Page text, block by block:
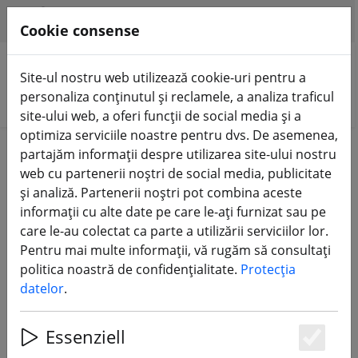
Căutare produse
Home Accesorii
Cabluri - prize - unelte și articole
utile
92 Products
Unterkategorien
Cookie consense
Site-ul nostru web utilizează cookie-uri pentru a
personaliza conținutul și reclamele, a analiza traficul
site-ului web, a oferi funcții de social media și a
optimiza serviciile noastre pentru dvs. De asemenea,
partajăm informații despre utilizarea site-ului nostru
web cu partenerii noștri de social media, publicitate
și analiză. Partenerii noștri pot combina aceste
informații cu alte date pe care le-ați furnizat sau pe
care le-au colectat ca parte a utilizării serviciilor lor.
Pentru mai multe informații, vă rugăm să consultați
politica noastră de confidențialitate. Protecția
datelor.
Essenziell